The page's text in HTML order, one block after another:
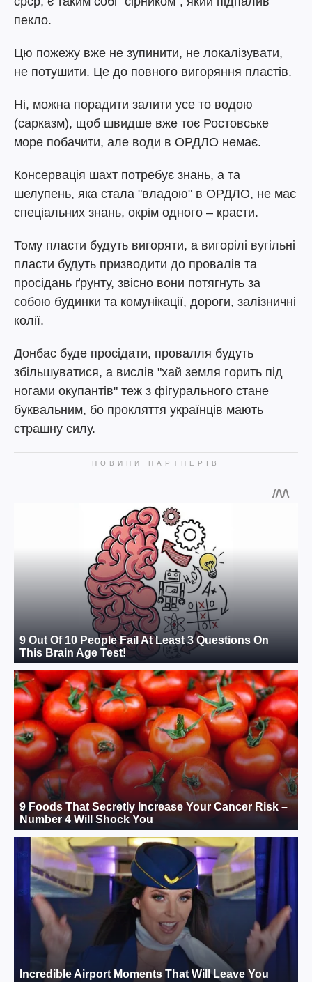
пекло.
Цю пожежу вже не зупинити, не локалізувати,
не потушити. Це до повного вигоряння пластів.
Ні, можна порадити залити усе то водою
(сарказм), щоб швидше вже тоє Ростовське
море побачити, але води в ОРДЛО немає.
Консервація шахт потребує знань, а та
шелупень, яка стала "владою" в ОРДЛО, не має
спеціальних знань, окрім одного – красти.
Тому пласти будуть вигоряти, а вигорілі вугільні
пласти будуть призводити до провалів та
просідань ґрунту, звісно вони потягнуть за
собою будинки та комунікації, дороги, залізничні
колії.
Донбас буде просідати, провалля будуть
збільшуватися, а вислів "хай земля горить під
ногами окупантів" теж з фігурального стане
буквальним, бо прокляття українців мають
страшну силу.